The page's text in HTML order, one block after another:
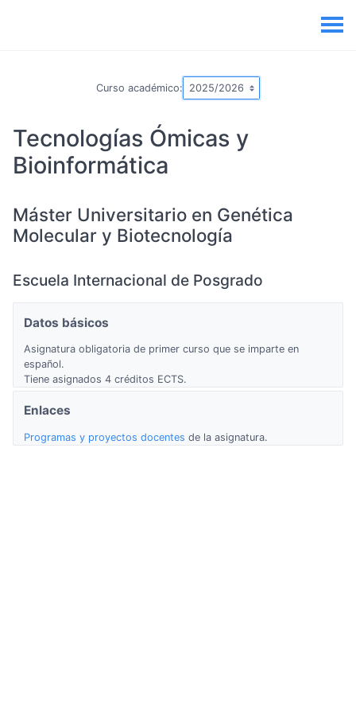
Curso académico:
Tecnologías Ómicas y
Bioinformática
Máster Universitario en Genética
Molecular y Biotecnología
Escuela Internacional de Posgrado
Datos básicos
Asignatura obligatoria de primer curso que se imparte en
español.
Tiene asignados 4 créditos ECTS.
Enlaces
Programas y proyectos docentes de la asignatura.